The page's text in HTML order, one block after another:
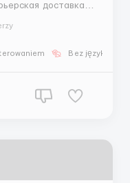
Bez języka